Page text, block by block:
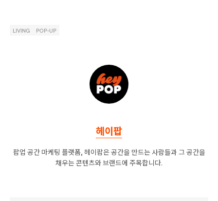
LIVING POP-UP
헤이팝
팝업 공간 마케팅 플랫폼, 헤이팝은 공간을 만드는 사람들과 그 공간을
채우는 콘텐츠와 브랜드에 주목합니다.